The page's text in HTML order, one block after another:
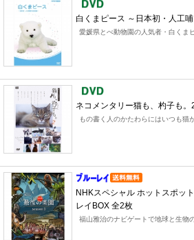
白くまピース ～日本初・人工
愛媛県とべ動物園の人気者・白くま
ネコメンタリー猫も、杓子も
もの書く人のかたわらにはいつも猫
NHKスペシャル ホットスポッ
レイBOX 全2枚
福山雅治のナビゲートで地球と生物